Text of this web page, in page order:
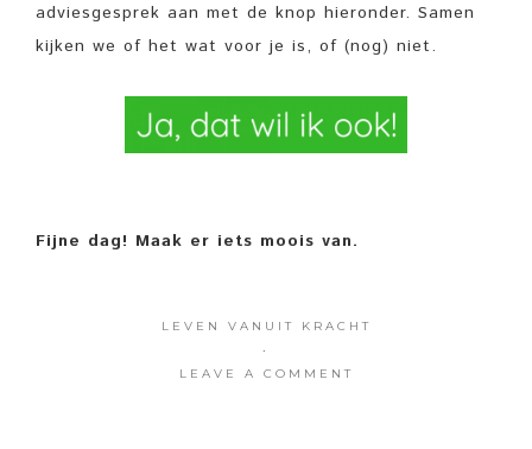
adviesgesprek aan met de knop hieronder. Samen
kijken we of het wat voor je is, of (nog) niet.
Fijne dag! Maak er iets moois van.
LEVEN VANUIT KRACHT
·
LEAVE A COMMENT